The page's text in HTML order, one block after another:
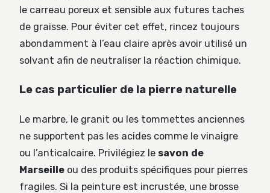
le carreau poreux et sensible aux futures taches
de graisse. Pour éviter cet effet, rincez toujours
abondamment à l’eau claire après avoir utilisé un
solvant afin de neutraliser la réaction chimique.
Le cas particulier de la pierre naturelle
Le marbre, le granit ou les tommettes anciennes
ne supportent pas les acides comme le vinaigre
ou l’anticalcaire. Privilégiez le savon de
Marseille ou des produits spécifiques pour pierres
fragiles. Si la peinture est incrustée, une brosse